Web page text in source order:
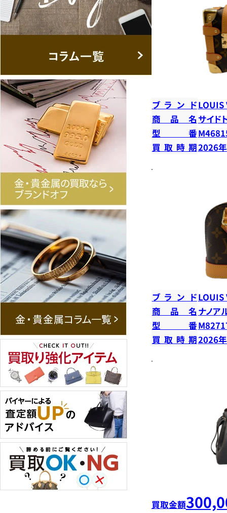
ブランドLOUIS
商品名 サイド
型番
買取時期2026
ブランドLOUIS
商品名 ナノア
型番
買取時期2026
買取金額